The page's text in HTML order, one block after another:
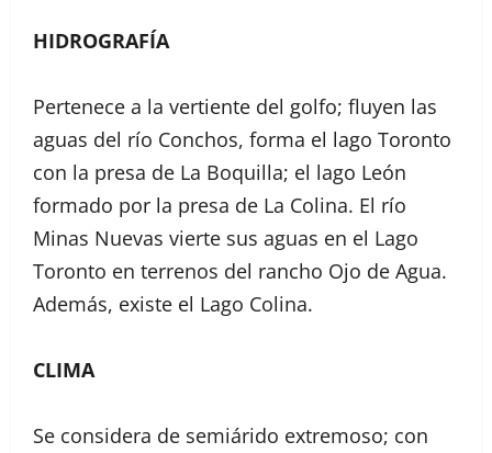
HIDROGRAFÍA
Pertenece a la vertiente del golfo; fluyen las
aguas del río Conchos, forma el lago Toronto
con la presa de La Boquilla; el lago León
formado por la presa de La Colina. El río
Minas Nuevas vierte sus aguas en el Lago
Toronto en terrenos del rancho Ojo de Agua.
Además, existe el Lago Colina.
CLIMA
Se considera de semiárido extremoso; con